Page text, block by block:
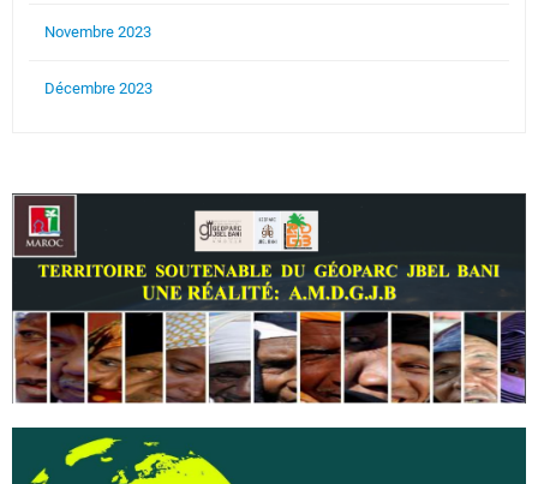
Novembre 2023
Décembre 2023